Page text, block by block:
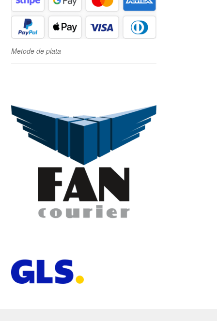
Metode de plata